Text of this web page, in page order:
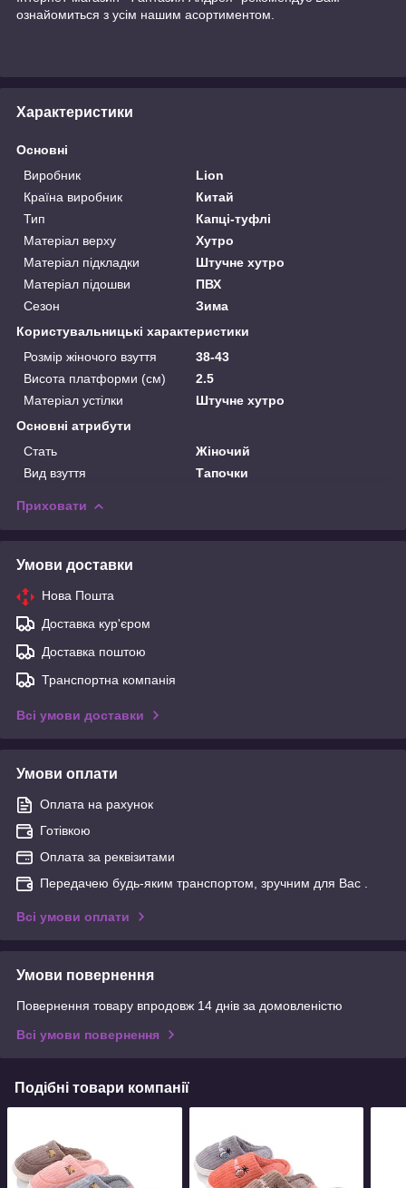
ознайомиться з усім нашим асортиментом.
Характеристики
Основні
Виробник
Lion
Країна виробник
Китай
Тип
Капці-туфлі
Матеріал верху
Хутро
Матеріал підкладки
Штучне хутро
Матеріал підошви
ПВХ
Сезон
Зима
Користувальницькі характеристики
Розмір жіночого взуття
38-43
Висота платформи (см)
2.5
Матеріал устілки
Штучне хутро
Основні атрибути
Стать
Жіночий
Вид взуття
Тапочки
Приховати
Умови доставки
Нова Пошта
Доставка кур'єром
Доставка поштою
Транспортна компанія
Всі умови доставки
Умови оплати
Оплата на рахунок
Готівкою
Оплата за реквізитами
Передачею будь-яким транспортом, зручним для Вас .
Всі умови оплати
Умови повернення
Повернення товару впродовж 14 днів за домовленістю
Всі умови повернення
Подібні товари компанії